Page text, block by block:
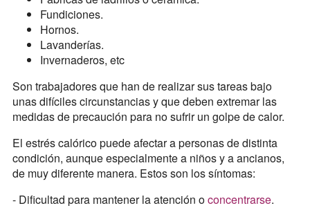
Fundiciones.
Hornos.
Lavanderías.
Invernaderos, etc
Son trabajadores que han de realizar sus tareas bajo
unas difíciles circunstancias y que deben extremar las
medidas de precaución para no sufrir un golpe de calor.
El estrés calórico puede afectar a personas de distinta
condición, aunque especialmente a niños y a ancianos,
de muy diferente manera. Estos son los síntomas:
- Dificultad para mantener la atención oconcentrarse.